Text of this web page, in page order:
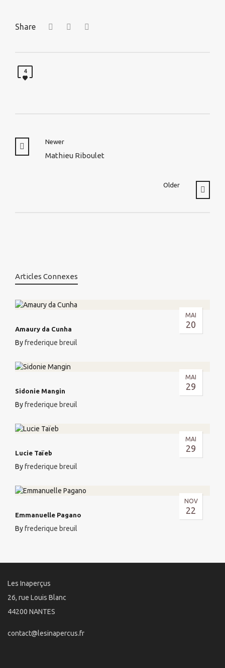
Share
4
Newer
Mathieu Riboulet
Older
Articles Connexes
MAI
20
Amaury da Cunha
Byfrederique breuil
MAI
29
Sidonie Mangin
Byfrederique breuil
MAI
29
Lucie Taïeb
Byfrederique breuil
NOV
22
Emmanuelle Pagano
Byfrederique breuil
Les Inaperçus
26, rue Louis Blanc
44200 NANTES
contact@lesinapercus.fr